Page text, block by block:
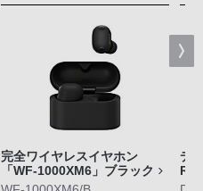
完全ワイヤレスイヤホン
「WF-1000XM6」ブラック
デ